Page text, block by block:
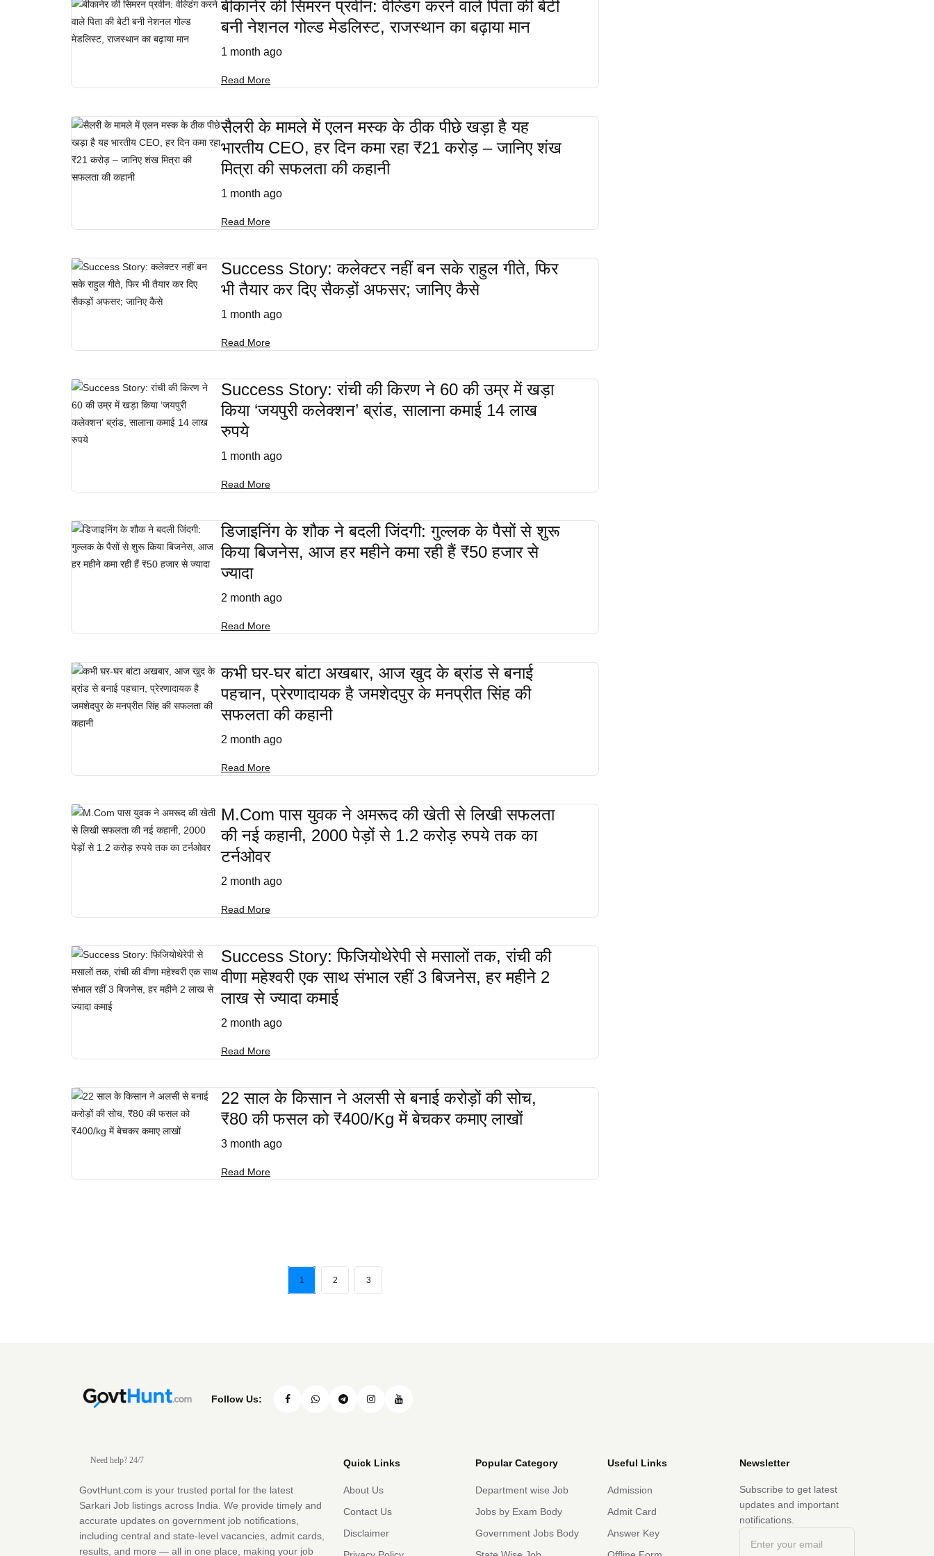
बीकानेर की सिमरन प्रवीन: वेल्डिंग करने वाले पिता की बेटी
बनी नेशनल गोल्ड मेडलिस्ट, राजस्थान का बढ़ाया मान
1 month ago
Read More
सैलरी के मामले में एलन मस्क के ठीक पीछे खड़ा है यह
भारतीय CEO, हर दिन कमा रहा ₹21 करोड़ – जानिए शंख
मित्रा की सफलता की कहानी
1 month ago
Read More
Success Story: कलेक्टर नहीं बन सके राहुल गीते, फिर
भी तैयार कर दिए सैकड़ों अफसर; जानिए कैसे
1 month ago
Read More
Success Story: रांची की किरण ने 60 की उम्र में खड़ा
किया ‘जयपुरी कलेक्शन’ ब्रांड, सालाना कमाई 14 लाख
रुपये
1 month ago
Read More
डिजाइनिंग के शौक ने बदली जिंदगी: गुल्लक के पैसों से शुरू
किया बिजनेस, आज हर महीने कमा रही हैं ₹50 हजार से
ज्यादा
2 month ago
Read More
कभी घर-घर बांटा अखबार, आज खुद के ब्रांड से बनाई
पहचान, प्रेरणादायक है जमशेदपुर के मनप्रीत सिंह की
सफलता की कहानी
2 month ago
Read More
M.Com पास युवक ने अमरूद की खेती से लिखी सफलता
की नई कहानी, 2000 पेड़ों से 1.2 करोड़ रुपये तक का
टर्नओवर
2 month ago
Read More
Success Story: फिजियोथेरेपी से मसालों तक, रांची की
वीणा महेश्वरी एक साथ संभाल रहीं 3 बिजनेस, हर महीने 2
लाख से ज्यादा कमाई
2 month ago
Read More
22 साल के किसान ने अलसी से बनाई करोड़ों की सोच,
₹80 की फसल को ₹400/kg में बेचकर कमाए लाखों
3 month ago
Read More
1 2 3
Follow Us:
Need help? 24/7
GovtHunt.com is your trusted portal for the latest
Sarkari Job listings across India. We provide timely and
accurate updates on government job notifications,
including central and state-level vacancies, admit cards,
results, and more — all in one place, making your job
Quick Links
About Us
Contact Us
Disclaimer
Popular Category
Department wise Job
Jobs by Exam Body
Government Jobs Body
Useful Links
Admission
Admit Card
Answer Key
Newsletter
Subscribe to get latest
updates and important
notifications.